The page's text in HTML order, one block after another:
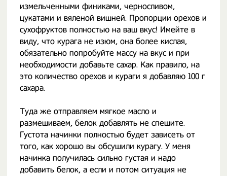
измельченными финиками, черносливом,
цукатами и вяленой вишней. Пропорции орехов и
сухофруктов полностью на ваш вкус! Имейте в
виду, что курага не изюм, она более кислая,
обязательно попробуйте массу на вкус и при
необходимости добавьте сахар. Как правило, на
это количество орехов и кураги я добавляю 100 г
сахара.
Туда же отправляем мягкое масло и
размешиваем, белок добавлять не спешите.
Густота начинки полностью будет зависеть от
того, как хорошо вы обсушили курагу. У меня
начинка получилась сильно густая и надо
добавить белок, а если и потом ситуация не